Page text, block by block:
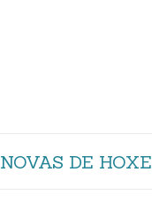
NOVAS DE HOXE